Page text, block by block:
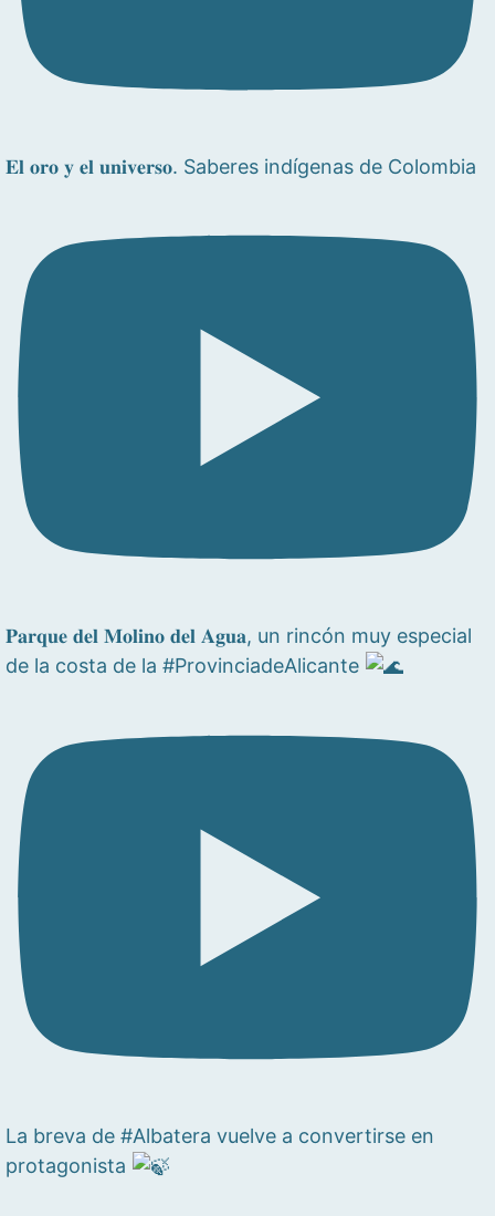
𝐄𝐥 𝐨𝐫𝐨 𝐲 𝐞𝐥 𝐮𝐧𝐢𝐯𝐞𝐫𝐬𝐨. Saberes indígenas de Colombia
𝐏𝐚𝐫𝐪𝐮𝐞 𝐝𝐞𝐥 𝐌𝐨𝐥𝐢𝐧𝐨 𝐝𝐞𝐥 𝐀𝐠𝐮𝐚, un rincón muy especial
de la costa de la #ProvinciadeAlicante
La breva de #Albatera vuelve a convertirse en
protagonista